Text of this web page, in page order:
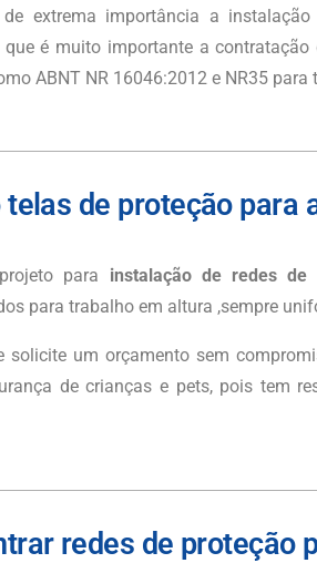
extrema importância a
que é muito importante a
ABNT NR 16046:2012 e NR35 para
de proteção para
para instalação de redes de
para trabalho em altura ,sempre
solicite um orçamento sem
de crianças e pets, pois tem
redes de proteção